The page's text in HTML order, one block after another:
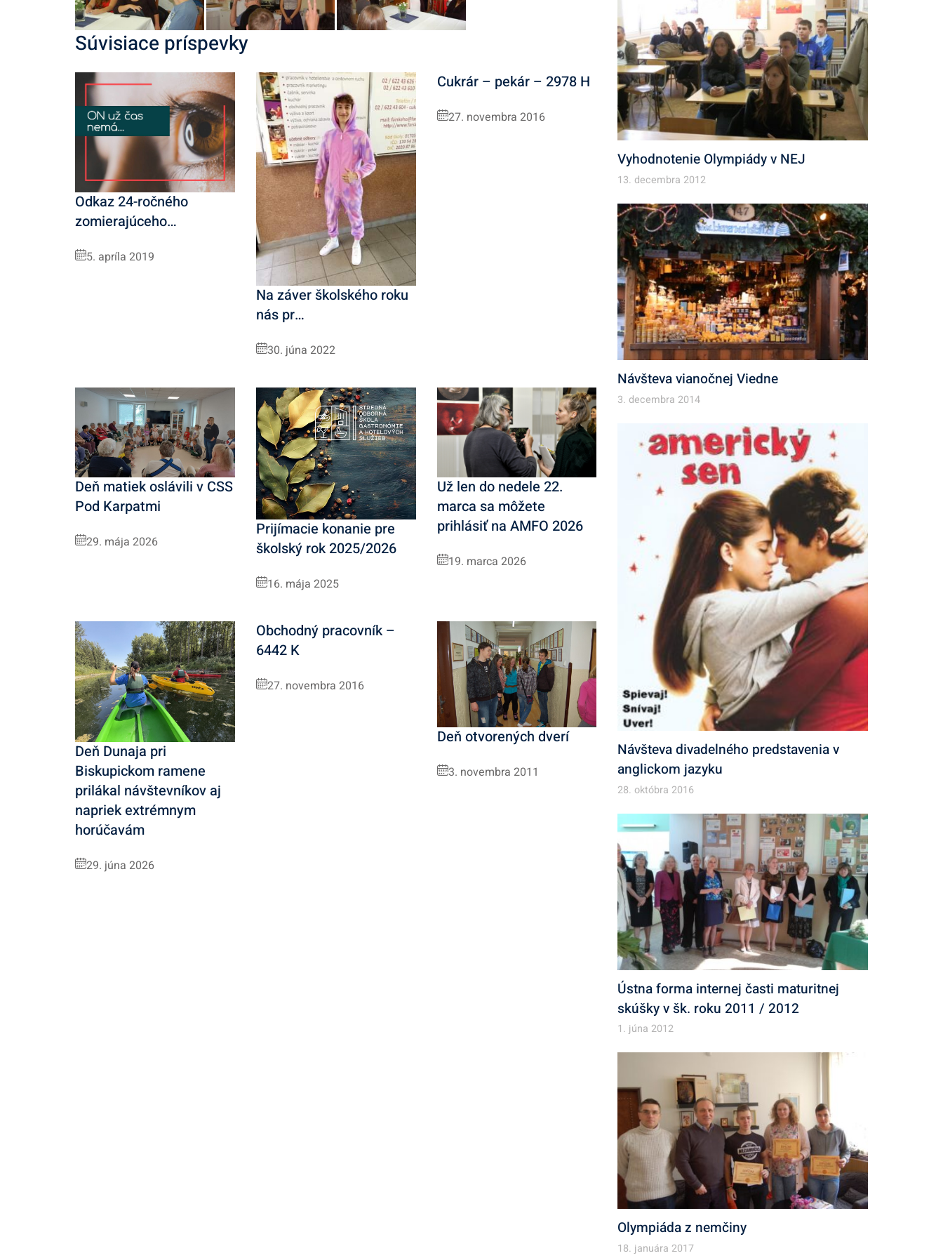
Súvisiace príspevky
Odkaz 24-ročného
zomierajúceho…
5. apríla 2019
Na záver školského roku
nás pr…
30. júna 2022
Cukrár – pekár – 2978 H
27. novembra 2016
Deň matiek oslávili v CSS
Pod Karpatmi
29. mája 2026
Prijímacie konanie pre
školský rok 2025/2026
16. mája 2025
Už len do nedele 22.
marca sa môžete
prihlásiť na AMFO 2026
19. marca 2026
Deň Dunaja pri
Biskupickom ramene
prilákal návštevníkov aj
napriek extrémnym
horúčavám
29. júna 2026
Obchodný pracovník –
6442 K
27. novembra 2016
Deň otvorených dverí
3. novembra 2011
Vyhodnotenie Olympiády v NEJ
13. decembra 2012
Návšteva vianočnej Viedne
3. decembra 2014
Návšteva divadelného predstavenia v
anglickom jazyku
28. októbra 2016
Ústna forma internej časti maturitnej
skúšky v šk. roku 2011 / 2012
1. júna 2012
Olympiáda z nemčiny
18. januára 2017